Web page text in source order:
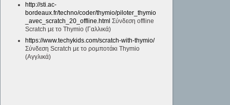
http://sti.ac-
bordeaux.fr/techno/coder/thymio/piloter_thymio
_avec_scratch_20_offline.html Σύνδεση offline
Scratch με το Thymio (Γαλλικά)
https://www.techykids.com/scratch-with-thymio/
Σύνδεση Scratch με το ρομποτάκι Thymio
(Αγγλικά)